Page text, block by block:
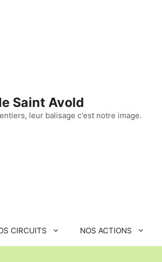
Saint Avold
leur balisage c'est notre image.
CIRCUITS NOS ACTIONS